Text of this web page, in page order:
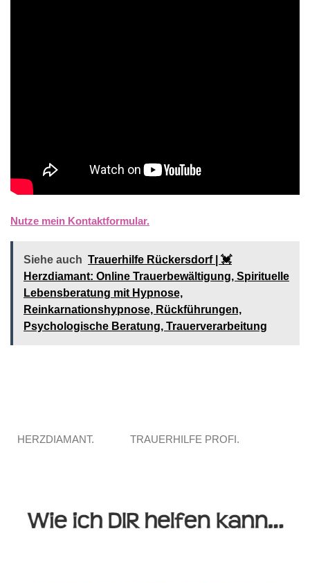
Nutze mein Kontaktformular.
Siehe auch Trauerhilfe Rückersdorf | 💓️️
Herzdiamant: Online Trauerbewältigung, Spirituelle
Lebensberatung mit Hypnose,
Reinkarnationshypnose, Rückführungen,
Psychologische Beratung, Trauerverarbeitung
HERZDIAMANT. TRAUERHILFE PROFI.